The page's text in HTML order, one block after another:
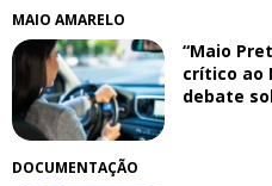
MAIO AMARELO
“Maio
crítico ao
debate
DOCUMENTAÇÃO